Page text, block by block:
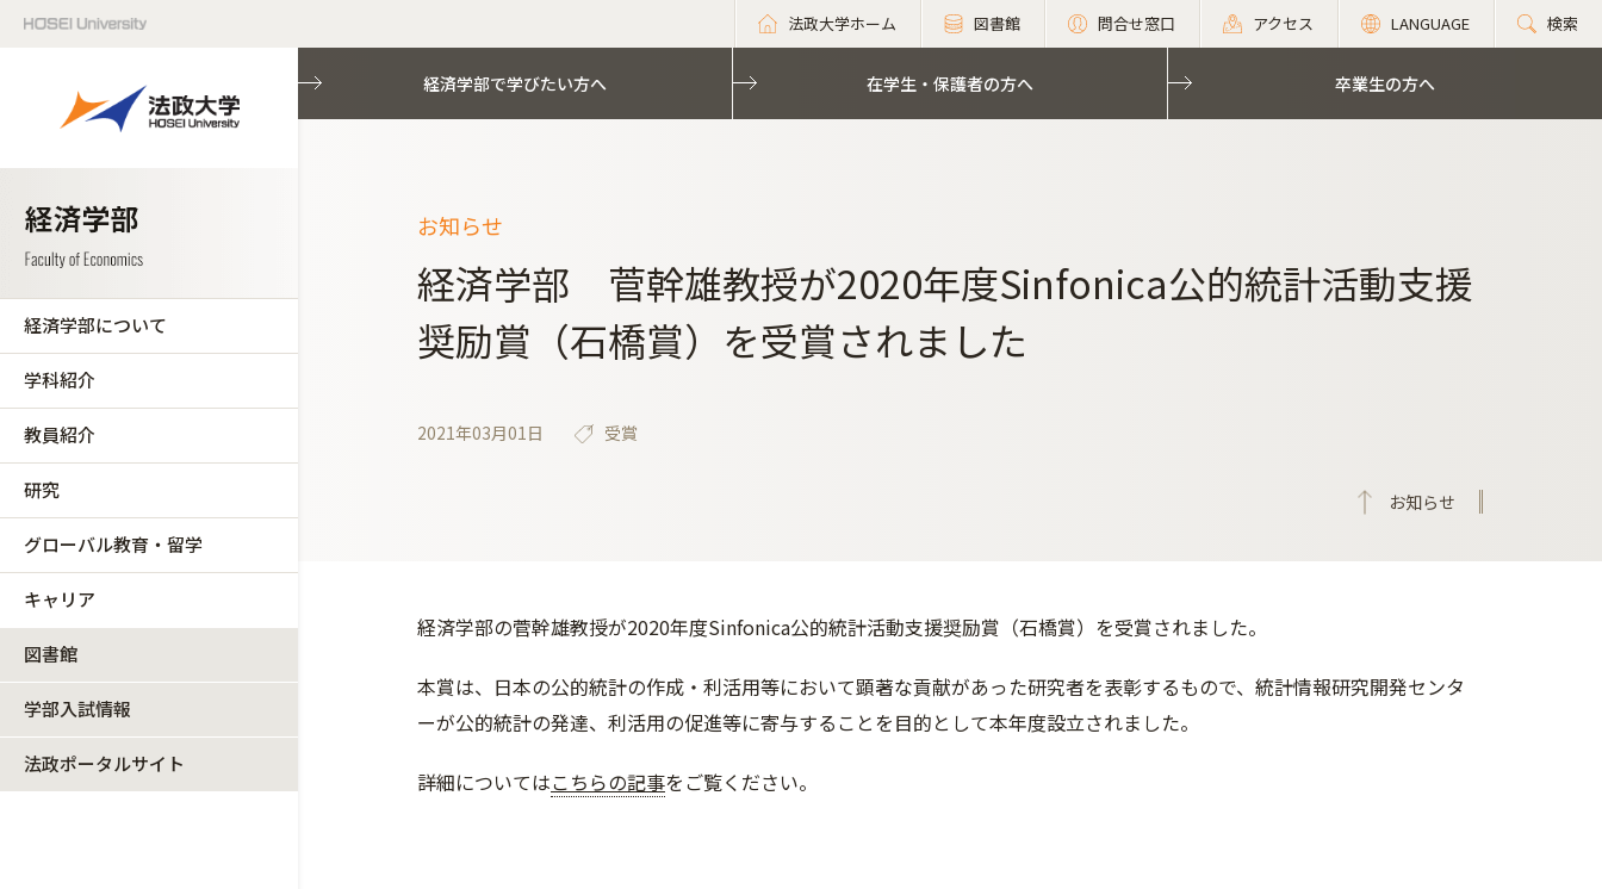
法政大学ホーム 図書館 問合せ窓口 アクセス LANGUAGE 検索
経済学部について
学科紹介
教員紹介
研究
グローバル教育・留学
キャリア
図書館
学部入試情報
法政ポータルサイト
経済学部で学びたい方へ 在学生・保護者の方へ 卒業生の方へ
お知らせ
経済学部 菅幹雄教授が2020年度Sinfonica公的統計活動支援
奨励賞（石橋賞）を受賞されました
2021年03月01日 受賞
お知らせ
経済学部の菅幹雄教授が2020年度Sinfonica公的統計活動支援奨励賞（石橋賞）を受賞されました。
本賞は、日本の公的統計の作成・利活用等において顕著な貢献があった研究者を表彰するもので、統計情報研究開発センタ
ーが公的統計の発達、利活用の促進等に寄与することを目的として本年度設立されました。
詳細についてはこちらの記事をご覧ください。